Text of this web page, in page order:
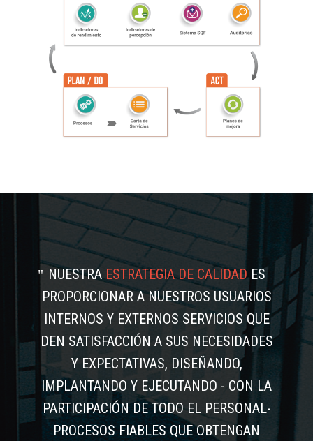
NUESTRAESTRATEGIA DE CALIDADES
PROPORCIONAR A NUESTROS USUARIOS
INTERNOS Y EXTERNOS SERVICIOS QUE
DEN SATISFACCIÓN A SUS NECESIDADES
Y EXPECTATIVAS, DISEÑANDO,
IMPLANTANDO Y EJECUTANDO - CON LA
PARTICIPACIÓN DE TODO EL PERSONAL-
PROCESOS FIABLES QUE OBTENGAN